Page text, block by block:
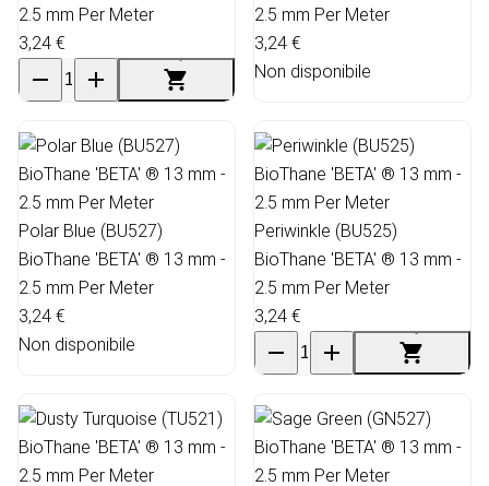
2.5 mm Per Meter
3,24 €
2.5 mm Per Meter
3,24 €
Non disponibile
Polar Blue (BU527)
BioThane 'BETA' ® 13 mm -
2.5 mm Per Meter
3,24 €
Non disponibile
Periwinkle (BU525)
BioThane 'BETA' ® 13 mm -
2.5 mm Per Meter
3,24 €